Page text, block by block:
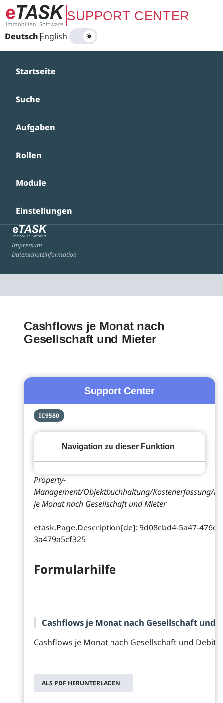
Zum Hauptinhalt springenSUPPORT CENTER
Deutsch|
English
Startseite
Suche
Aufgaben
Rollen
Module
Einstellungen
Impressum
Datenschutzinformation
Cashflows je Monat nach
Gesellschaft und Mieter
Support Center
IC9580
Navigation zu dieser Funktion
Property-
Management/Objektbuchhaltung/Kostenerfassung/
je Monat nach Gesellschaft und Mieter
etask.Page.Description[de]: 9d08cbd4-5a47-476c-
3a479a5cf325
Formularhilfe
Cashflows je Monat nach Gesellschaft und
Cashflows je Monat nach Gesellschaft und
ALS PDF HERUNTERLADEN